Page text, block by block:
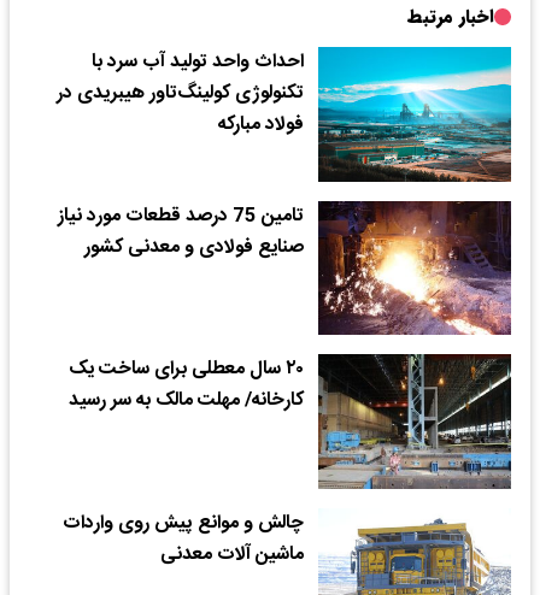
اخبار مرتبط
احداث واحد تولید آب سرد با
تکنولوژی کولینگ‌تاور هیبریدی در
فولاد مبارکه
تامین 75 درصد قطعات مورد نیاز
صنایع فولادی و معدنی کشور
۲۰ سال معطلی برای ساخت یک
کارخانه/ مهلت مالک به سر رسید
چالش و موانع پیش روی واردات
ماشین آلات معدنی